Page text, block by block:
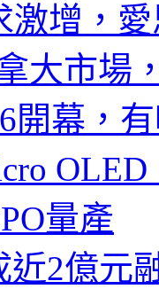
增，
大市場
開幕，
量產
近2億元